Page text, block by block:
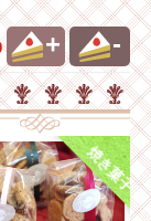
+ -
焼き菓子